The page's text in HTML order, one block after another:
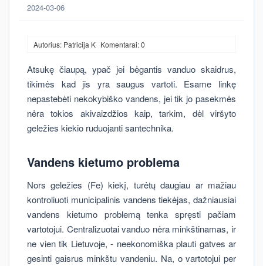
2024-03-06
Autorius: Patricija K Komentarai: 0
Atsukę čiaupą, ypač jei bėgantis vanduo skaidrus,
tikimės kad jis yra saugus vartoti. Esame linkę
nepastebėti nekokybiško vandens, jei tik jo pasekmės
nėra tokios akivaizdžios kaip, tarkim, dėl viršyto
geležies kiekio ruduojanti santechnika.
Vandens kietumo problema
Nors geležies (Fe) kiekį, turėtų daugiau ar mažiau
kontroliuoti municipalinis vandens tiekėjas, dažniausiai
vandens kietumo problemą tenka spręsti pačiam
vartotojui. Centralizuotai vanduo nėra minkštinamas, ir
ne vien tik Lietuvoje, - neekonomiška plauti gatves ar
gesinti gaisrus minkštu vandeniu. Na, o vartotojui per